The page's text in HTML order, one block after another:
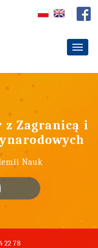
z Zagranicą i
Nauk
22 78